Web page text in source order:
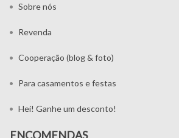
Sobre nós
Revenda
Cooperação (blog & foto)
Para casamentos e festas
Hei! Ganhe um desconto!
ENCOMENDAS